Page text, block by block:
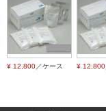
¥ 12,800 ／ケース ¥ 12,800